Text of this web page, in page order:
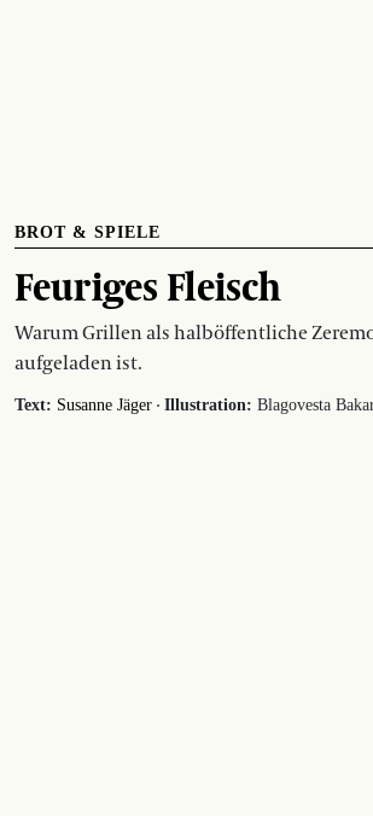
BROT & SPIELE
Feuriges Fleisch
Warum Grillen als halböffentliche
aufgeladen ist.
Text: Susanne Jäger · Illustration: Blagovesta